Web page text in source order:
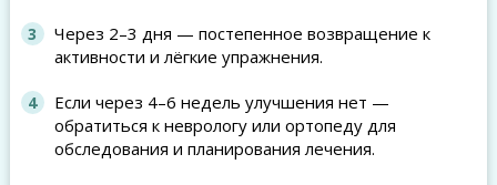
Через 2–3 дня — постепенное возвращение к
активности и лёгкие упражнения.
Если через 4–6 недель улучшения нет —
обратиться к неврологу или ортопеду для
обследования и планирования лечения.